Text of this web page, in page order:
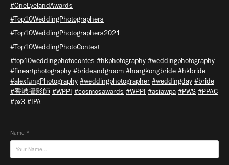
#OneEyelandAwards
#Top10WeddingPhotographers
#Top10WeddingPhotographers2021
#Top10WeddingPhotoContest
#top10weddingphotocontes #hkphotography #weddingphotography
#fineartphotography #brideandgroom #hongkongbride #hkbride
#alexfungPhotography #weddingphotographer #weddingday #bride
#香港攝影師 #WPPI #cosmosawards #WPPI #asiawpa #PWS #PPAC
#px3 #IPA
Name *